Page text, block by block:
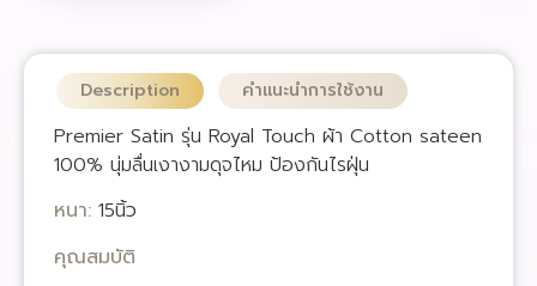
Description คำแนะนำการใช้งาน
Premier Satin รุ่น Royal Touch ผ้า Cotton sateen
100% นุ่มลื่นเงางามดุจไหม ป้องกันไรฝุ่น
หนา: 15นิ้ว
คุณสมบัติ